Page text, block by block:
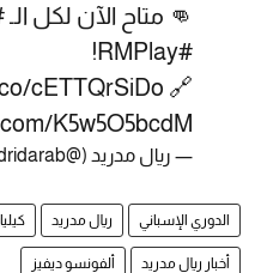
👊 متاح الآن لكل الـ
#RMPlay
!
🔗
cETTQrSiDo
K5w5O5bcdM
— ريال مدريد (@realmadridarab)
الدوري الإسباني ريال مدريد
أخبار ريال مدريد ألفونسو ديفيز